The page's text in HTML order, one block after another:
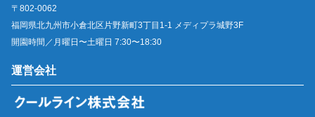
〒802-0062
福岡県北九州市小倉北区片野新町3丁目1-1 メディプラ城野3F
開園時間／月曜日〜土曜日 7:30〜18:30
運営会社